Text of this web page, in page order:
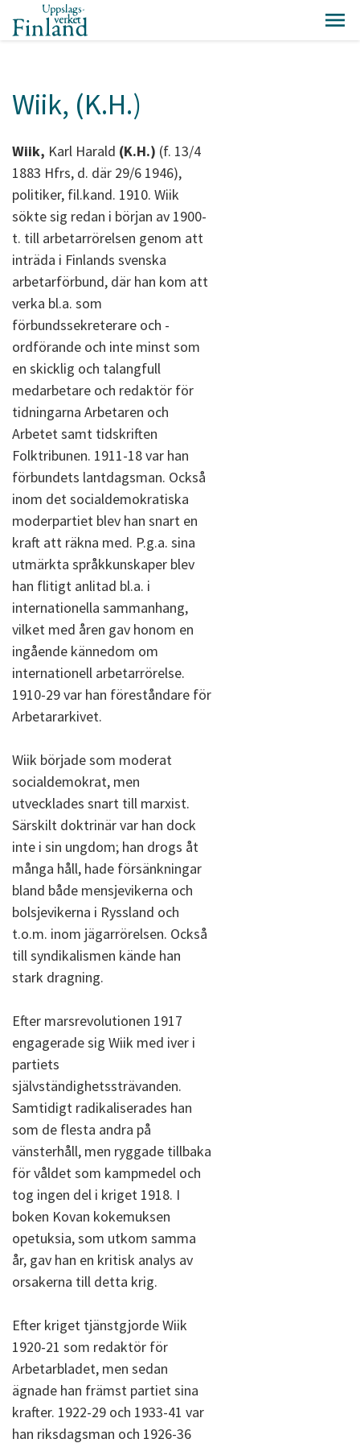
Wiik, (K.H.)
Wiik, Karl Harald (K.H.) (f. 13/4
1883 Hfrs, d. där 29/6 1946),
politiker, fil.kand. 1910. Wiik
sökte sig redan i början av 1900-
t. till arbetarrörelsen genom att
inträda i Finlands svenska
arbetarförbund, där han kom att
verka bl.a. som
förbundssekreterare och -
ordförande och inte minst som
en skicklig och talangfull
medarbetare och redaktör för
tidningarna Arbetaren och
Arbetet samt tidskriften
Folktribunen. 1911-18 var han
förbundets lantdagsman. Också
inom det socialdemokratiska
moderpartiet blev han snart en
kraft att räkna med. P.g.a. sina
utmärkta språkkunskaper blev
han flitigt anlitad bl.a. i
internationella sammanhang,
vilket med åren gav honom en
ingående kännedom om
internationell arbetarrörelse.
1910-29 var han föreståndare för
Arbetararkivet.
Wiik började som moderat
socialdemokrat, men
utvecklades snart till marxist.
Särskilt doktrinär var han dock
inte i sin ungdom; han drogs åt
många håll, hade försänkningar
bland både mensjevikerna och
bolsjevikerna i Ryssland och
t.o.m. inom jägarrörelsen. Också
till syndikalismen kände han
stark dragning.
Efter marsrevolutionen 1917
engagerade sig Wiik med iver i
partiets
självständighetssträvanden.
Samtidigt radikaliserades han
som de flesta andra på
vänsterhåll, men ryggade tillbaka
för våldet som kampmedel och
tog ingen del i kriget 1918. I
boken Kovan kokemuksen
opetuksia, som utkom samma
år, gav han en kritisk analys av
orsakerna till detta krig.
Efter kriget tjänstgjorde Wiik
1920-21 som redaktör för
Arbetarbladet, men sedan
ägnade han främst partiet sina
krafter. 1922-29 och 1933-41 var
han riksdagsman och 1926-36